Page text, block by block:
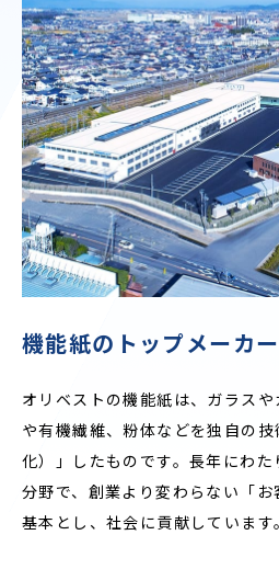
機能紙のトップメーカ
オリベストの機能紙は、ガラス
や有機繊維、粉体などを独自の
化）」したものです。 長年にわた
分野で、創業より変わらない「
基本とし、社会に貢献しています。